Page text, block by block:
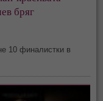
бряг
10 финалистки в